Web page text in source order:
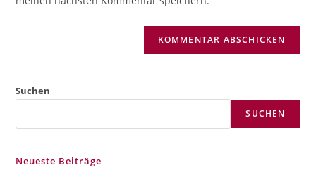
ein
Suchen
SUCHEN
Neueste Beiträge